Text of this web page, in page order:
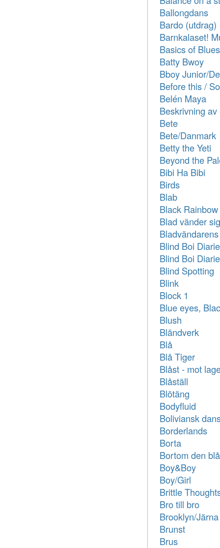
Ballongdans
Bardo (utdrag)
Barnkalaset!
Basics of Blues
Batty Bwoy
Bboy Junior/
Before this /
Belén Maya
Beskrivning av
Bete
Bete/Danmark
Betty the Yeti
Beyond the
Bibi Ha Bibi
Birds
Blab
Black Rainbow
Blad vänder sig
Blind Boi
Blind Boi
Blind Spotting
Blink
Block 1
Blue eyes,
Blush
Bländverk
Blå
Blå Tiger
Blåst - mot
Blåställ
Blötäng
Bodyfluid
Boliviansk
Borderlands
Borta
Bortom den
Boy&Boy
Boy/Girl
Brittle
Bro till bro
Brooklyn/Järna
Brunst
Brus